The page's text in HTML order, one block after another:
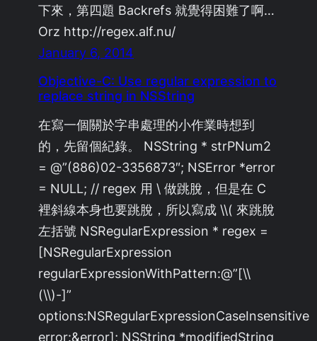
下來，第四題 Backrefs 就覺得困難了啊…
Orz http://regex.alf.nu/
January 6, 2014
Objective-C: Use regular expression to
replace string in NSString
在寫一個關於字串處理的小作業時想到
的，先留個紀錄。 NSString * strPNum2
= @”(886)02-3356873″; NSError *error
= NULL; // regex 用 \ 做跳脫，但是在 C
裡斜線本身也要跳脫，所以寫成 \\( 來跳脫
左括號 NSRegularExpression * regex =
[NSRegularExpression
regularExpressionWithPattern:@”[\\
(\\)-]”
options:NSRegularExpressionCaseInsensitive
error:&error]; NSString *modifiedString